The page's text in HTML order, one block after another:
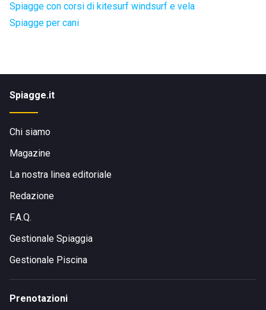
Spiagge con corsi di kitesurf windsurf e vela
Spiagge per cani
Spiagge.it
Chi siamo
Magazine
La nostra linea editoriale
Redazione
F.A.Q.
Gestionale Spiaggia
Gestionale Piscina
Prenotazioni